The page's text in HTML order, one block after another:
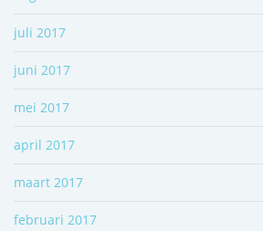
juli 2017
juni 2017
mei 2017
april 2017
maart 2017
februari 2017